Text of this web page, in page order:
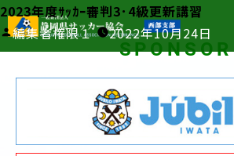
2023年度ｻｯｶｰ審判3･4級更新講習
投
稿
者:
編集者権限１ 2022年10月24日
SPONSOR